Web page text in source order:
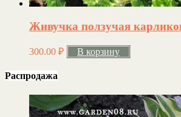
Живучка ползучая
300.00 ₽ В корзину
Распродажа